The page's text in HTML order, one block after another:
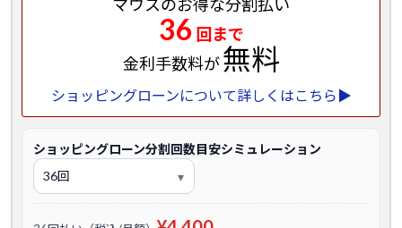
マウスのお得な分割払い
36 回まで
金利手数料が無料
ショッピングローンについて詳しくはこちら▶
ショッピングローン分割回数目安シミュレーション